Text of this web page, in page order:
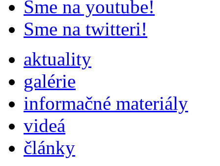
Sme na youtube!
Sme na twitteri!
aktuality
galérie
informačné materiály
videá
články